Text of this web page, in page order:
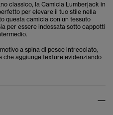
classico, la Camicia Lumberjack in
per elevare il tuo stile nella
questa camicia con un tessuto
per essere indossata sotto cappotti
a spina di pesce intrecciato,
che aggiunge texture evidenziando